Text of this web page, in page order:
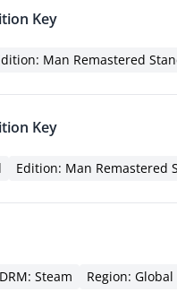
Key
Man Remastered
Key
Edition: Man Remastered
DRM: Steam
Region: Global